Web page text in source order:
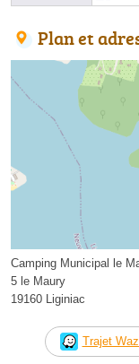
Plan et
Camping Municipal le
5 le Maury
19160 Liginiac
Trajet